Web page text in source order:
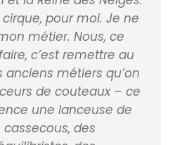
cirque, pour moi. Je ne
métier. Nous, ce
c’est remettre au
anciens métiers qu’on
ceurs de couteaux – ce
une lanceuse de
des